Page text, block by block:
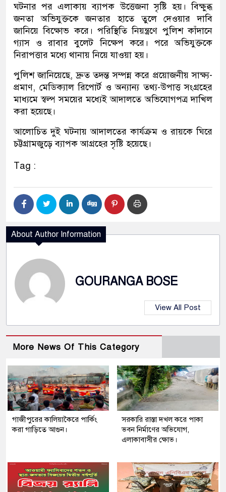
ঘটনার পর এলাকায় ব্যাপক উত্তেজনা সৃষ্টি হয়। বিক্ষুব্ধ
জনতা অভিযুক্তকে জনতার হাতে তুলে দেওয়ার দাবি
জানিয়ে বিক্ষোভ করে। পরিস্থিতি নিয়ন্ত্রণে পুলিশ কাঁদানে
গ্যাস ও রাবার বুলেট নিক্ষেপ করে। পরে অভিযুক্তকে
নিরাপত্তার মধ্যে থানায় নিয়ে যাওয়া হয়।
পুলিশ জানিয়েছে, দ্রুত তদন্ত সম্পন্ন করে প্রয়োজনীয় সাক্ষ্য-
প্রমাণ, মেডিক্যাল রিপোর্ট ও অন্যান্য তথ্য-উপাত্ত সংগ্রহের
মাধ্যমে স্বল্প সময়ের মধ্যেই আদালতে অভিযোগপত্র দাখিল
করা হয়েছে।
আলোচিত দুই ঘটনায় আদালতের কার্যক্রম ও রায়কে ঘিরে
চট্টগ্রামজুড়ে ব্যাপক আগ্রহের সৃষ্টি হয়েছে।
Tag :
About Author Information
GOURANGA BOSE
View All Post
More News Of This Category
গাজীপুরের কালিয়াকৈরে পার্কিং
করা গাড়িতে আগুন।
সরকারি রাস্তা দখল করে পাকা
ভবন নির্মাণের অভিযোগ,
এলাকাবাসীর ক্ষোভ।